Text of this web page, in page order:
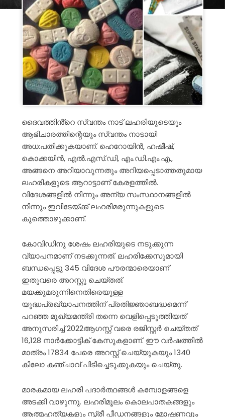
ദൈവത്തിൻ്റെ സ്വന്തം നാട് ലഹരിയുടെയും
ആഭിചാരത്തിന്റെയും സ്വന്തം നാടായി
അധ:പതിക്കുകയാണ്. ഹെറോയിൻ, ഹഷീഷ്,
കൊക്കയിൻ, എൽ.എസ്.ഡി, എം.ഡി.എം.എ.,
അങ്ങനെ അറിയാവുന്നതും അറിയപ്പെടാത്തതുമായ
ലഹരികളുടെ ആറാട്ടാണ് കേരളത്തിൽ.
വിദേശങ്ങളിൽ നിന്നും അന്യ സംസ്ഥാനങ്ങളിൽ
നിന്നും ഇവിടേയ്ക്ക് ലഹരിമരുന്നുകളുടെ
കുത്തൊഴുക്കാണ്.
കോവിഡിനു ശേഷം ലഹരിയുടെ നടുക്കുന്ന
വ്യാപനമാണ് നടക്കുന്നത്. ലഹരിക്കേസുമായി
ബന്ധപ്പെട്ടു 345 വിദേശ പൗരന്മാരെയാണ്
ഇതുവരെ അറസ്റ്റു ചെയ്തത്.
മയക്കുമരുന്നിനെതിരെയുള്ള
യുദ്ധപ്രഖ്യാപനത്തിന് പ്രതിജ്ഞാബദ്ധമെന്ന്
പറഞ്ഞ മുഖ്യമന്ത്രി തന്നെ വെളിപ്പെടുത്തിയത്
അനുസരിച്ച് 2022ആഗസ്റ്റ് വരെ രജിസ്റ്റർ ചെയ്തത്
16,128 നാർക്കോട്ടിക് കേസുകളാണ്. ഈ വർഷത്തിൽ
മാത്രം 17834 പേരെ അറസ്റ്റ് ചെയ്യുകയും 1340
കിലോ കഞ്ചാവ് പിടിച്ചെടുക്കുകയും ചെയ്തു.
മാരകമായ ലഹരി പദാർത്ഥങ്ങൾ കമ്പോളങ്ങളെ
അടക്കി വാഴുന്നു. ലഹരിമൂലം കൊലപാതകങ്ങളും
ആത്മഹത്യകളും സ്ത്രീ പീഡനങ്ങളും മോഷണവും